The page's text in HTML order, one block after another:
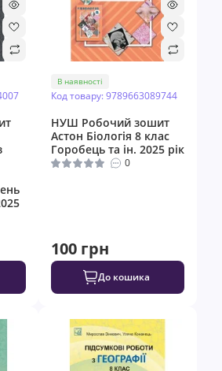
В наявності
Код товару: 9789663089744
НУШ ​Робочий зошит
Астон Біологія 8 клас
Горобець та ін. 2025 рік
0
100 грн
До кошика